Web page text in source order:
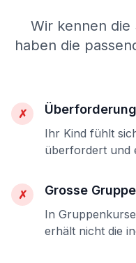
Wir kennen die
haben die
✗
Ihr Kind fühlt
überfordert und
✗ Grosse
In
erhält nicht die